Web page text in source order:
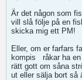
Är det någon som
vill slå följe på en
skicka mig ett PM!
Eller, om er farfars
kompis
råkar ha
rätt gott om såna
ut eller sälja bort så